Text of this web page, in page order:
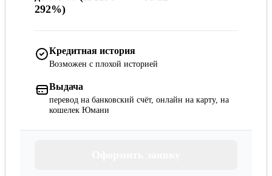
292%)
Кредитная история
Возможен с плохой историей
Выдача
перевод на банковский счёт, онлайн на карту, на
кошелек Юмани